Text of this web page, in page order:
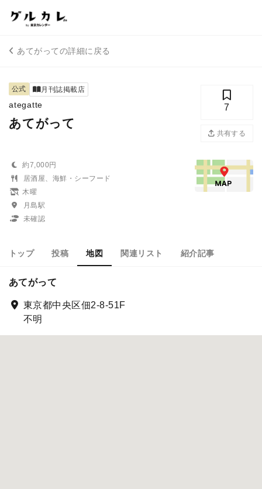
あてがっての詳細に戻る
公式 月刊誌掲載店
ategatte
あてがって
7
共有する
約7,000円
居酒屋、海鮮・シーフード
木曜
月島駅
未確認
トップ 投稿 地図 関連リスト 紹介記事
あてがって
東京都中央区佃2-8-51F
不明